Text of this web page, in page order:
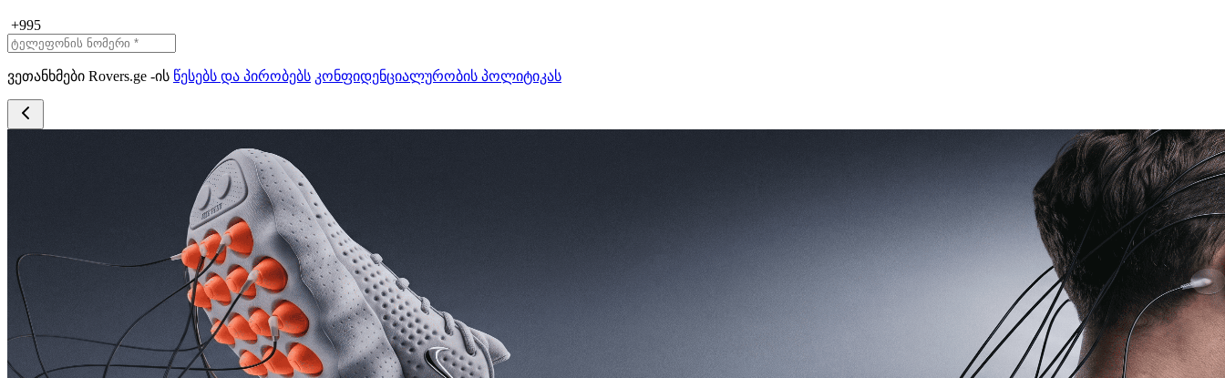
+995
ვეთანხმები Rovers.ge -ის წესებს და პირობებს კონფიდენციალურობის პოლიტიკას